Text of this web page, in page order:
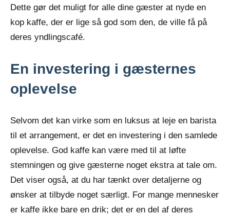
Dette gør det muligt for alle dine gæster at nyde en
kop kaffe, der er lige så god som den, de ville få på
deres yndlingscafé.
En investering i gæsternes
oplevelse
Selvom det kan virke som en luksus at leje en barista
til et arrangement, er det en investering i den samlede
oplevelse. God kaffe kan være med til at løfte
stemningen og give gæsterne noget ekstra at tale om.
Det viser også, at du har tænkt over detaljerne og
ønsker at tilbyde noget særligt. For mange mennesker
er kaffe ikke bare en drik; det er en del af deres